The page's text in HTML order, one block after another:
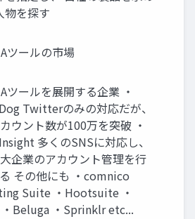
物を探す
ツールの市場
ツールを展開する企業 ・
Twitterのみの対応だが、
ウント数が100万を突破 ・
多くのSNSに対応し、
企業のアカウント管理を行
その他にも ・comnico
Suite ・Hootsuite ・
Beluga ・Sprinklr etc...